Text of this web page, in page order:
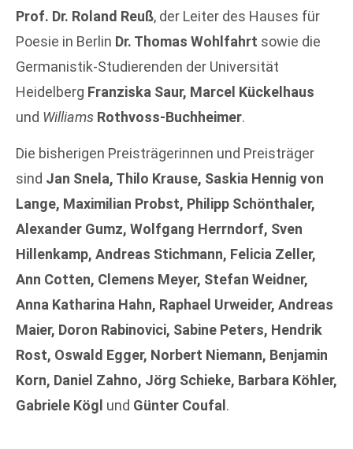
Prof. Dr. Roland Reuß, der Leiter des Hauses für
Poesie in Berlin Dr. Thomas Wohlfahrt sowie die
Germanistik-Studierenden der Universität
Heidelberg Franziska Saur, Marcel Kückelhaus
und Williams Rothvoss-Buchheimer.
Die bisherigen Preisträgerinnen und Preisträger
sind Jan Snela, Thilo Krause, Saskia Hennig von
Lange, Maximilian Probst, Philipp Schönthaler,
Alexander Gumz, Wolfgang Herrndorf, Sven
Hillenkamp, Andreas Stichmann, Felicia Zeller,
Ann Cotten, Clemens Meyer, Stefan Weidner,
Anna Katharina Hahn, Raphael Urweider, Andreas
Maier, Doron Rabinovici, Sabine Peters, Hendrik
Rost, Oswald Egger, Norbert Niemann, Benjamin
Korn, Daniel Zahno, Jörg Schieke, Barbara Köhler,
Gabriele Kögl und Günter Coufal .